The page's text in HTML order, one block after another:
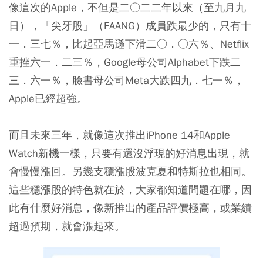
像這次的Apple，不但是二○二二年以來（至九月九
日），「尖牙股」（FAANG）成員跌最少的，只有十
一．三七％，比起亞馬遜下滑二○．○六％、Netflix
重挫六一．二三％，Google母公司Alphabet下跌二
三．六一％，臉書母公司Meta大跌四九．七一％，
Apple已經超強。
而且未來三年，就像這次推出iPhone 14和Apple
Watch新機一樣，只要有還沒浮現的好消息出現，就
會慢慢漲回。另幾支穩漲股波克夏和特斯拉也相同。
這些穩漲股的特色就在於，大家都知道問題在哪，因
此有什麼好消息，像新推出的產品評價極高，或業績
超過預期，就會漲起來。